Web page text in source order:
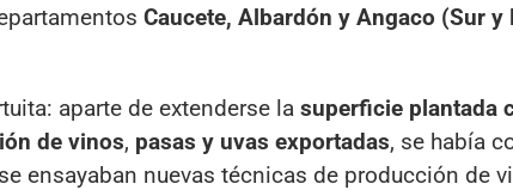
Caucete, Albardón y Angaco (Sur y
aparte de extenderse la superficie plantada
de vinos, pasas y uvas exportadas, se había
ensayaban nuevas técnicas de producción de